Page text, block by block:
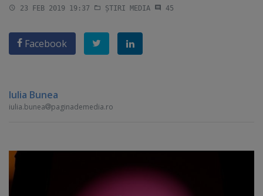
23 FEB 2019 19:37 ȘTIRI MEDIA 45
Facebook
Iulia Bunea
iulia.bunea paginademedia.ro